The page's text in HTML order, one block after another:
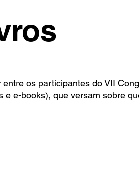
os participantes do VII
e-books), que versam sobre